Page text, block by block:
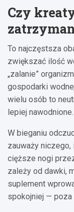
Czy
To najczęstsza
zwiększać ilość
„zalanie”
gospodarki
wielu osób to
lepiej nawodnione.
W bieganiu
zauważy
cięższe nogi
zależy od dawki,
suplement
spokojniej —